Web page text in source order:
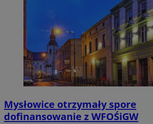
Mysłowice otrzymały spore
dofinansowanie z WFOŚiGW